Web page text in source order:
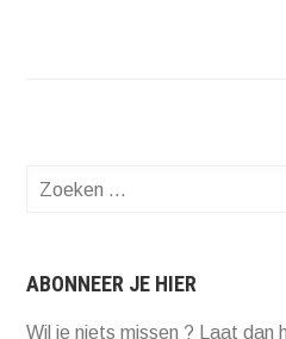
Zoeken
ABONNEER JE HIER
Wil je niets missen ? Laat dan